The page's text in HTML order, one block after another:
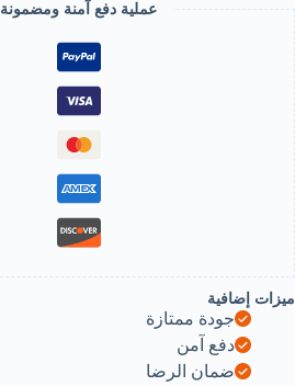
فقط
Pools
Internal
Filter
Bag
inner
Ring
1Pcs-
-
B0D5H89YTQ
عملية دفع آمنة ومضمونة
ميزات إضافية
جودة ممتازة
دفع آمن
ضمان الرضا